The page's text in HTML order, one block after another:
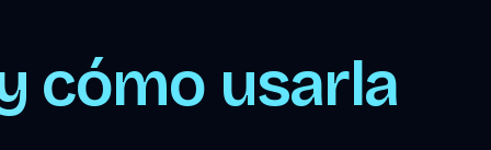
cómo usarla